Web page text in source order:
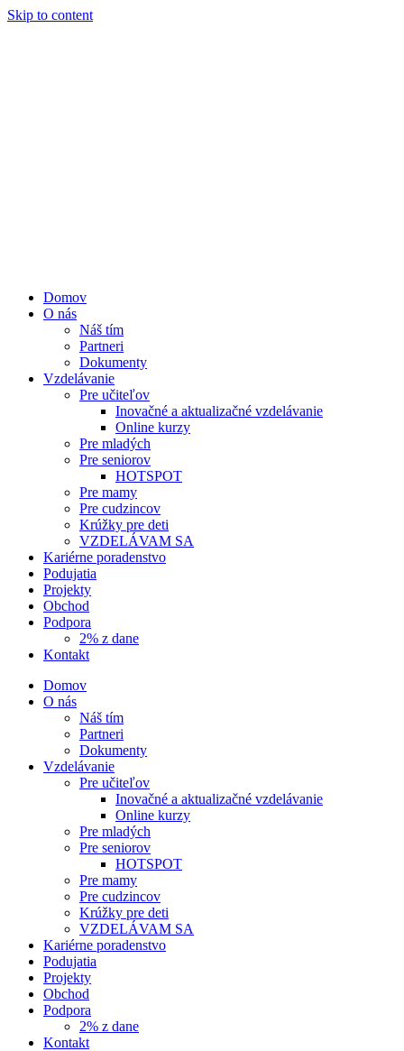
Skip to content
Domov
O nás
Náš tím
Partneri
Dokumenty
Vzdelávanie
Pre učiteľov
Inovačné a aktualizačné vzdelávanie
Online kurzy
Pre mladých
Pre seniorov
HOTSPOT
Pre mamy
Pre cudzincov
Krúžky pre deti
VZDELÁVAM SA
Kariérne poradenstvo
Podujatia
Projekty
Obchod
Podpora
2% z dane
Kontakt
Domov
O nás
Náš tím
Partneri
Dokumenty
Vzdelávanie
Pre učiteľov
Inovačné a aktualizačné vzdelávanie
Online kurzy
Pre mladých
Pre seniorov
HOTSPOT
Pre mamy
Pre cudzincov
Krúžky pre deti
VZDELÁVAM SA
Kariérne poradenstvo
Podujatia
Projekty
Obchod
Podpora
2% z dane
Kontakt